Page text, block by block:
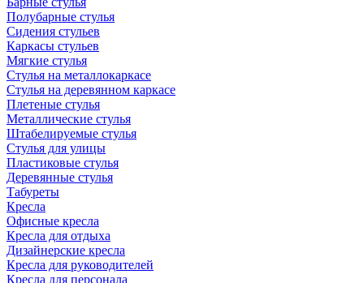
Полубарные стулья
Сидения стульев
Каркасы стульев
Мягкие стулья
Стулья на металлокаркасе
Стулья на деревянном каркасе
Плетеные стулья
Металлические стулья
Штабелируемые стулья
Стулья для улицы
Пластиковые стулья
Деревянные стулья
Табуреты
Кресла
Офисные кресла
Кресла для отдыха
Дизайнерские кресла
Кресла для руководителей
Кресла для персонала